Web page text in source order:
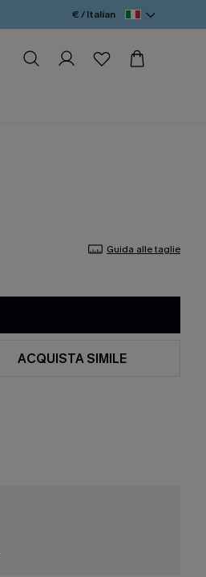
€ / Italian
Guida alle taglie
ACQUISTA SIMILE